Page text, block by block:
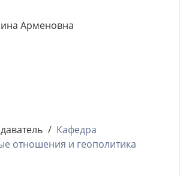
Арменовна
Кафедра
отношения и геополитика